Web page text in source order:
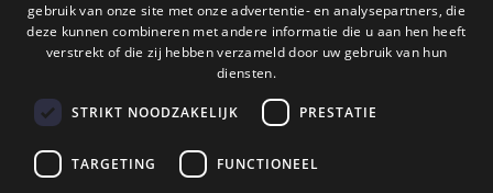
Contact
024 - 322 82 64
6503 CB Nijmegen
gebruik van onze site met onze advertentie- en analysepartners, die
deze kunnen combineren met andere informatie die u aan hen heeft
verstrekt of die zij hebben verzameld door uw gebruik van hun
diensten.
STRIKT NOODZAKELIJK PRESTATIE
TARGETING FUNCTIONEEL